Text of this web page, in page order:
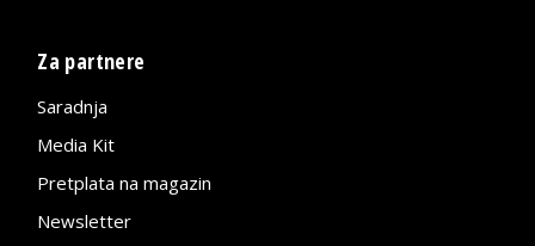
Za partnere
Saradnja
Media Kit
Pretplata na magazin
Newsletter